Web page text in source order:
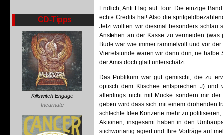
CD-Tipps
Killswitch Engage
Incarnate
Endlich, Anti Flag auf Tour. Die einzige
echte Credits hat! Also die
Jetzt wollten wir diesmal besonders schlau
Anstehen an der Kasse zu vermeiden
Bude war wie immer rammelvoll und vor
Viertelstunde waren wir dann drin, ne halbe
der Amis doch glatt unterschätzt.
Das Publikum war gut gemischt, die zu
optisch dem Klischee entsprechen J)
allerdings nicht mit Mucke sondern mir
geben wird dass sich mit einem drohenden
schlechte Idee Konzerte mehr zu
Aktionen, insgesamt haben in den
stichwortartig agiert und Ihre Vorträge auf